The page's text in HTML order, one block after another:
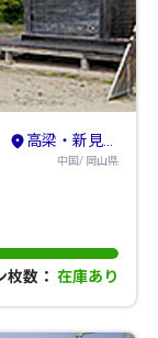
高梁・新見・吉備高原
中国/ 岡山県
枚数： 在庫あり